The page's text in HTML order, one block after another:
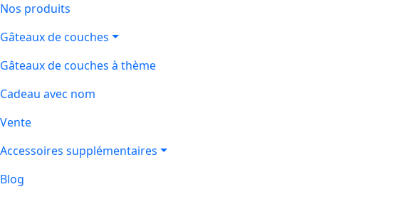
Nos produits
Gâteaux de couches
Gâteaux de couches à thème
Cadeau avec nom
Vente
Accessoires supplémentaires
Blog